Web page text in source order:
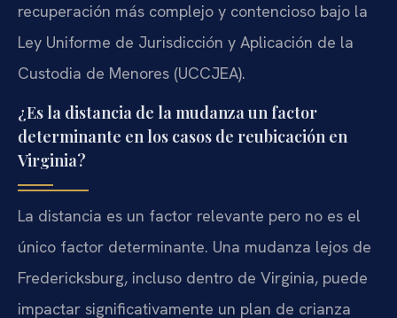
recuperación más complejo y contencioso bajo la
Ley Uniforme de Jurisdicción y Aplicación de la
Custodia de Menores (UCCJEA).
¿Es la distancia de la mudanza un factor
determinante en los casos de reubicación en
Virginia?
La distancia es un factor relevante pero no es el
único factor determinante. Una mudanza lejos de
Fredericksburg, incluso dentro de Virginia, puede
impactar significativamente un plan de crianza